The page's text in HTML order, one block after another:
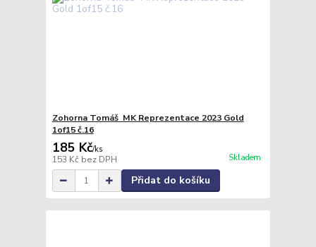
Zohorna Tomáš MK Reprezentace 2023 Gold
1of15 č.16
185 Kč/ks
153 Kč bez DPH Skladem
Přidat do košíku